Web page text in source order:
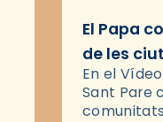
El Papa
de les
En el
Sant Pare